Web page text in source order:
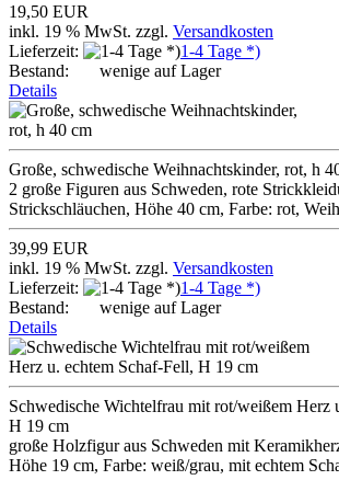
19,50 EUR
inkl. 19 % MwSt. zzgl. Versandkosten
Lieferzeit:
1-4 Tage *)
Bestand:
wenige auf Lager
Details
Große, schwedische Weihnachtskinder, rot, h
2 große Figuren aus Schweden, rote
Strickschläuchen, Höhe 40 cm, Farbe: rot,
39,99 EUR
inkl. 19 % MwSt. zzgl. Versandkosten
Lieferzeit:
1-4 Tage *)
Bestand:
wenige auf Lager
Details
Schwedische Wichtelfrau mit rot/weißem Herz
H 19 cm
große Holzfigur aus Schweden mit
Höhe 19 cm, Farbe: weiß/grau, mit echtem